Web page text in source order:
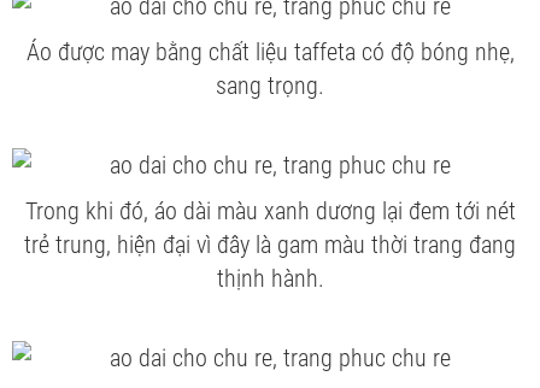
Áo được may bằng chất liệu taffeta có độ bóng nhẹ,
sang trọng.
Trong khi đó, áo dài màu xanh dương lại đem tới nét
trẻ trung, hiện đại vì đây là gam màu thời trang đang
thịnh hành.